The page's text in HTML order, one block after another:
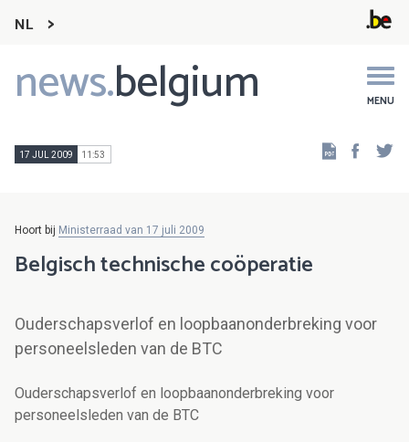
NL
news.belgium MENU
Main
navigation
17 JUL 2009 11:53
Hoort bij Ministerraad van 17 juli 2009
Belgisch technische coöperatie
Ouderschapsverlof en loopbaanonderbreking voor
personeelsleden van de BTC
Ouderschapsverlof en loopbaanonderbreking voor
personeelsleden van de BTC